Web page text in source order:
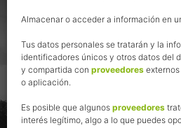
Almacenar o acceder a información en
Tus datos personales se tratarán y la
identificadores únicos y otros datos del
y compartida con proveedores
o aplicación.
Es posible que algunos proveedores
interés legítimo, algo a lo que puedes